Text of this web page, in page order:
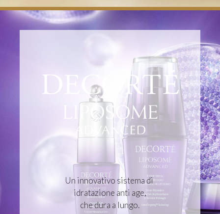
Un innovativo sistema di
idratazione anti age,
che dura a lungo.